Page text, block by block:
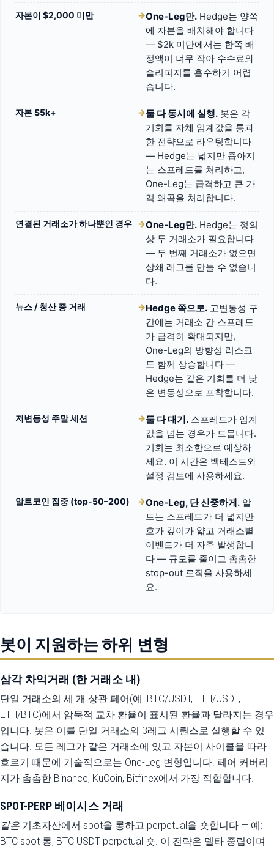
자본이 $2,000 미만 →One-Leg만. Hedge는 양쪽
에 자본을 배치해야 합니다
— $2k 미만에서는 한쪽 배
정액이 너무 작아 수수료와
슬리피지를 흡수하기 어렵
습니다.
자본 $5k+ →둘 다 동시에 실행. 봇은 각
기회를 자체 임계값을 통과
한 전략으로 라우팅합니다
— Hedge는 넓지만 좁아지
는 스프레드를 처리하고,
One-Leg는 급격하고 큰 가
격 왜곡을 처리합니다.
연결된 거래소가 하나뿐인 경우 →One-Leg만. Hedge는 정의
상 두 거래소가 필요합니다
— 두 번째 거래소가 없으면
상쇄 레그를 만들 수 없습니
다.
뉴스 / 청산 중 거래 →Hedge 쪽으로. 고변동성 구
간에는 거래소 간 스프레드
가 급격히 확대되지만,
One-Leg의 방향성 리스크
도 함께 상승합니다 —
Hedge는 같은 기회를 더 낮
은 변동성으로 포착합니다.
저변동성 주말 세션 →둘 다 대기. 스프레드가 임계
값을 넘는 경우가 드뭅니다.
기회는 최소한으로 예상하
세요. 이 시간은 백테스트와
설정 검토에 사용하세요.
알트코인 집중 (top-50–200) →One-Leg, 단 신중하게. 알
트는 스프레드가 더 넓지만
호가 깊이가 얇고 거래소별
이벤트가 더 자주 발생합니
다 — 규모를 줄이고 촘촘한
stop-out 로직을 사용하세
요.
봇이 지원하는 하위 변형
삼각 차익거래 (한 거래소 내)
단일 거래소의 세 개 상관 페어(예: BTC/USDT, ETH/USDT,
ETH/BTC)에서 암묵적 교차 환율이 표시된 환율과 달라지는 경우
입니다. 봇은 이를 단일 거래소의 3레그 시퀀스로 실행할 수 있
습니다. 모든 레그가 같은 거래소에 있고 자본이 사이클을 따라
흐르기 때문에 기술적으로는 One-Leg 변형입니다. 페어 커버리
지가 촘촘한 Binance, KuCoin, Bitfinex에서 가장 적합합니다.
SPOT-PERP 베이시스 거래
같은 기초자산에서 spot을 롱하고 perpetual을 숏합니다 — 예:
BTC spot 롱, BTC USDT perpetual 숏. 이 전략은 델타 중립이며